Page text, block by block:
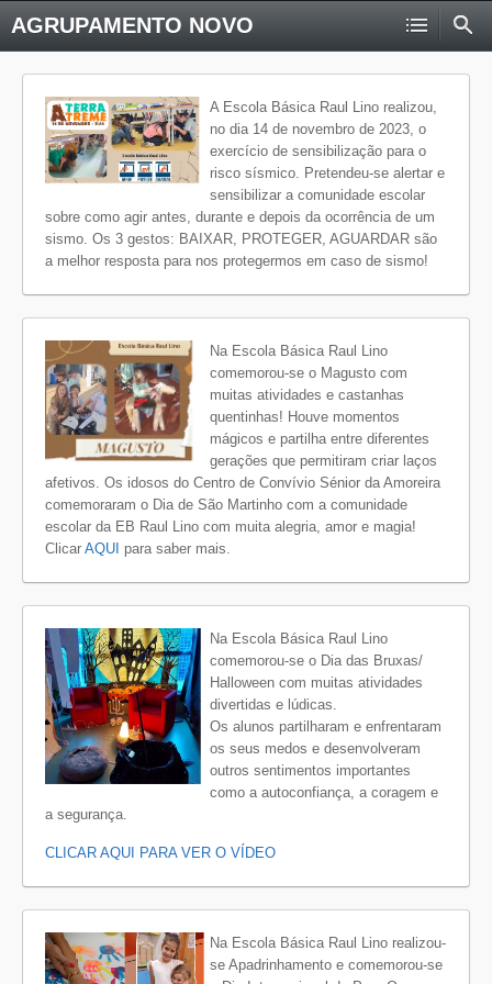
AGRUPAMENTO NOVO
A Escola Básica Raul Lino realizou,
no dia 14 de novembro de 2023, o
exercício de sensibilização para o
risco sísmico. Pretendeu-se alertar e
sensibilizar a comunidade escolar
sobre como agir antes, durante e depois da ocorrência de um
sismo. Os 3 gestos: BAIXAR, PROTEGER, AGUARDAR são
a melhor resposta para nos protegermos em caso de sismo!
Na Escola Básica Raul Lino
comemorou-se o Magusto com
muitas atividades e castanhas
quentinhas! Houve momentos
mágicos e partilha entre diferentes
gerações que permitiram criar laços
afetivos. Os idosos do Centro de Convívio Sénior da Amoreira
comemoraram o Dia de São Martinho com a comunidade
escolar da EB Raul Lino com muita alegria, amor e magia!
Clicar AQUI para saber mais.
Na Escola Básica Raul Lino
comemorou-se o Dia das Bruxas/
Halloween com muitas atividades
divertidas e lúdicas.
Os alunos partilharam e enfrentaram
os seus medos e desenvolveram
outros sentimentos importantes
como a autoconfiança, a coragem e
a segurança.
CLICAR AQUI PARA VER O VÍDEO
Na Escola Básica Raul Lino realizou-
se Apadrinhamento e comemorou-se